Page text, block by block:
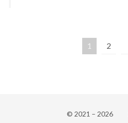
1 2
© 2021 – 2026